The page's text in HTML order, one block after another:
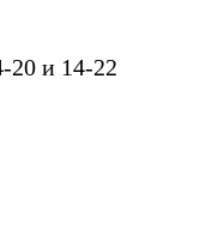
20 и 14-22